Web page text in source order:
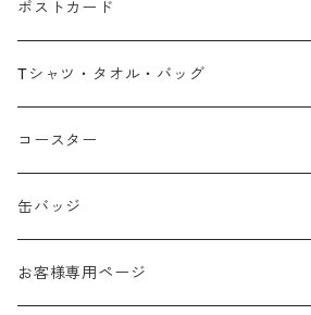
ポストカード
広島弁
春
夏
秋
Tシャツ・タオル・バッグ
コースター
缶バッジ
お客様専用ページ